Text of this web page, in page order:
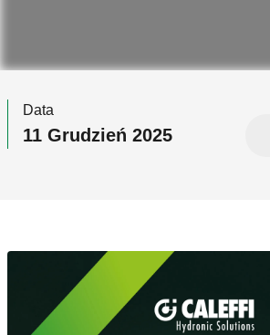
Data
11 Grudzień 2025